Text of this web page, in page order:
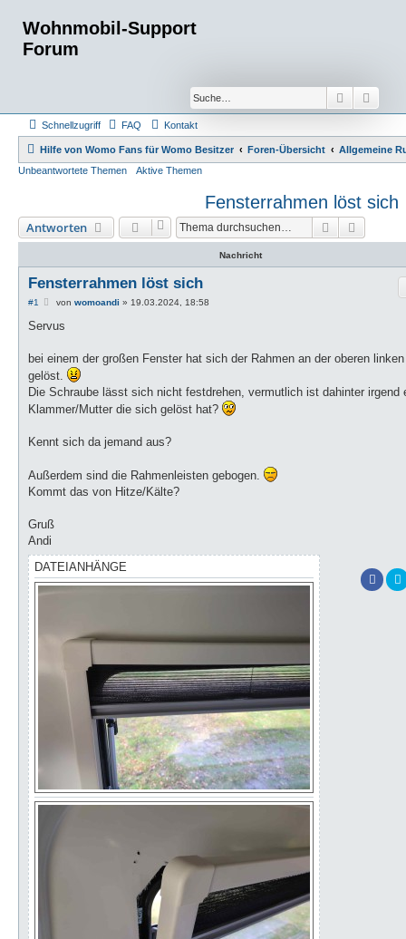
Wohnmobil-Support
Forum
Suche
Schnellzugriff FAQ Kontakt
Hilfe von Womo Fans für Womo Besitzer Foren-Übersicht
Allgemeine
Unbeantwortete Themen
Aktive Themen
Fensterrahmen löst sich
Antworten Suche
Nachricht
Fensterrahmen löst sich
#1
B
i
a
von womoandi » 19.03.2024, 18:58
Servus
bei einem der großen Fenster hat sich der Rahmen an der oberen
gelöst.
Die Schraube lässt sich nicht festdrehen, vermutlich ist dahinter irgend
Klammer/Mutter die sich gelöst hat?
Kennt sich da jemand aus?
Außerdem sind die Rahmenleisten gebogen.
Kommt das von Hitze/Kälte?
Gruß
Andi
DATEIANHÄNGE